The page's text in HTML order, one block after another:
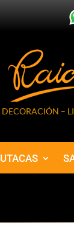
DECORACIÓN –